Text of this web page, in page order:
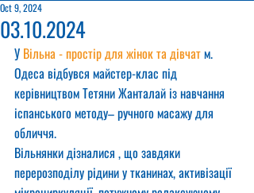
03.10.2024
Oct 9, 2024
У Вільна - простір для жінок та дівчат м.
Одеса відбувся майстер-клас під
керівництвом Тетяни Жанталай із навчання
іспанського методу– ручного масажу для
обличчя.
Вільнянки дізналися , що завдяки
перерозподілу рідини у тканинах, активізації